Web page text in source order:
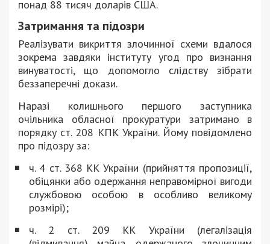
понад 88 тисяч доларів США.
Затримання та підозри
Реалізувати викриття злочинної схеми вдалося
зокрема завдяки інституту угод про визнання
винуватості, що допомогло слідству зібрати
беззаперечні докази.
Наразі колишнього першого заступника
очільника обласної прокуратури затримано в
порядку ст. 208 КПК України. Йому повідомлено
про підозру за:
ч. 4 ст. 368 КК України (прийняття пропозиції,
обіцянки або одержання неправомірної вигоди
службовою особою в особливо великому
розмірі);
ч. 2 ст. 209 КК України (легалізація